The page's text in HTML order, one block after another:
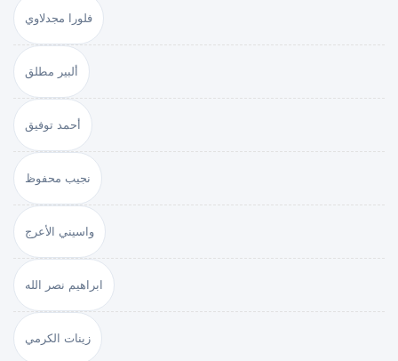
فلورا مجدلاوي
ألبير مطلق
أحمد توفيق
نجيب محفوظ
واسيني الأعرج
ابراهيم نصر الله
زينات الكرمي